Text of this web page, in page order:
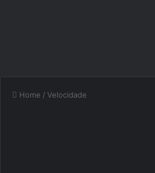
Home / Velocidade